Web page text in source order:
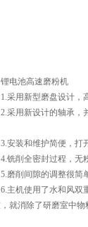
锂电池高速磨粉机
1.采用新型磨盘设计，
2.采用新设计的轴承，
3.安装和维护简便，打
4.铣削全密封过程，无
5.磨削间隙的调整很简
6.主机使用了水和风双
就消除了研磨室中物